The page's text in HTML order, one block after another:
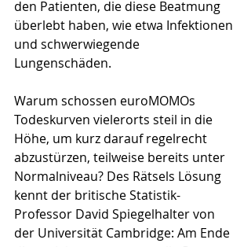
den Patienten, die diese Beatmung
überlebt haben, wie etwa Infektionen
und schwerwiegende
Lungenschäden.
Warum schossen euroMOMOs
Todeskurven vielerorts steil in die
Höhe, um kurz darauf regelrecht
abzustürzen, teilweise bereits unter
Normalniveau? Des Rätsels Lösung
kennt der britische Statistik-
Professor David Spiegelhalter von
der Universität Cambridge: Am Ende